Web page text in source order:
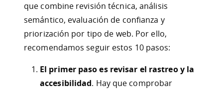
que combine revisión técnica, análisis
semántico, evaluación de confianza y
priorización por tipo de web. Por ello,
recomendamos seguir estos 10 pasos:
El primer paso es revisar el rastreo y la
accesibilidad. Hay que comprobar